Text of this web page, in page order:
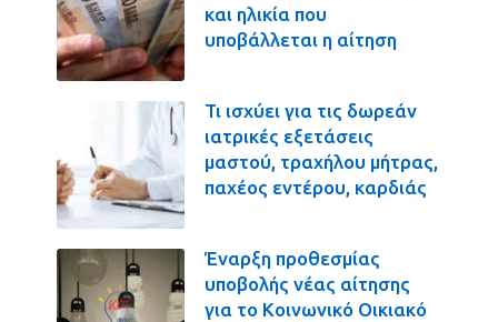
και ηλικία που
υποβάλλεται η αίτηση
Τι ισχύει για τις δωρεάν
ιατρικές εξετάσεις
μαστού, τραχήλου μήτρας,
παχέος εντέρου, καρδιάς
Έναρξη προθεσμίας
υποβολής νέας αίτησης
για το Κοινωνικό Οικιακό